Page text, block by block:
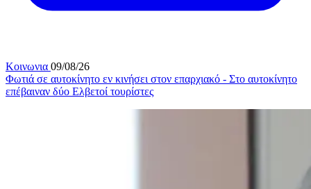
Κοινωνια 09/08/26
Φωτιά σε αυτοκίνητο εν κινήσει στον επαρχιακό - Στο αυτοκίνητο
επέβαιναν δύο Ελβετοί τουρίστες